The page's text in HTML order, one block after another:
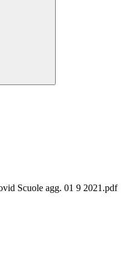
Scuole agg. 01 9 2021.pdf